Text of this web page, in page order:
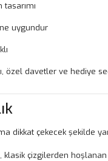
uygundur
özel davetler ve hediye
dikkat çekecek şekilde
klasik çizgilerden